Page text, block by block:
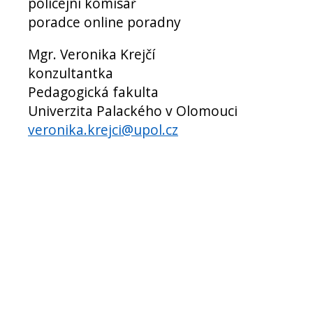
poradce online poradny
Mgr. Veronika Krejčí
konzultantka
Pedagogická fakulta
Univerzita Palackého v Olomouci
veronika.krejci@upol.cz